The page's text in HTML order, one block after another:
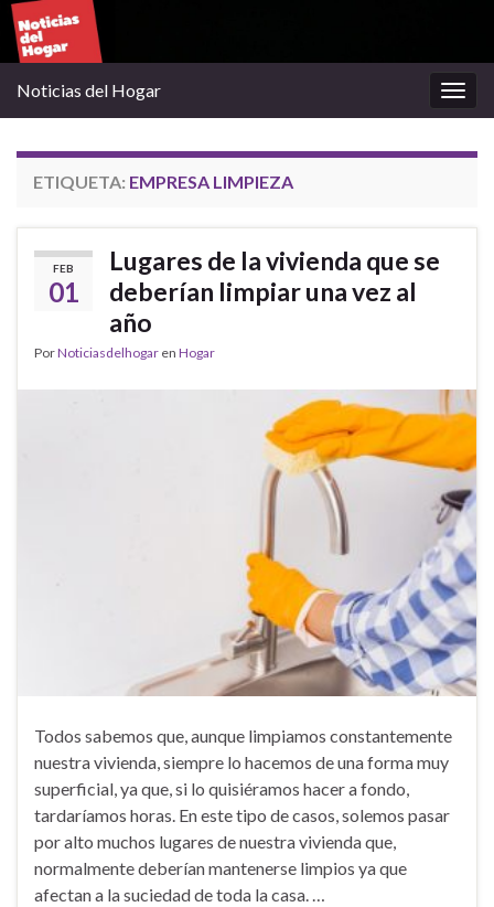
la
Noticias del Hogar
ETIQUETA: EMPRESA LIMPIEZA
FEB
01
Lugares de la vivienda que se
deberían limpiar una vez al
año
PorNoticiasdelhogar en Hogar
Todos sabemos que, aunque limpiamos constantemente
nuestra vivienda, siempre lo hacemos de una forma muy
superficial, ya que, si lo quisiéramos hacer a fondo,
tardaríamos horas. En este tipo de casos, solemos pasar
por alto muchos lugares de nuestra vivienda que,
normalmente deberían mantenerse limpios ya que
afectan a la suciedad de toda la casa. …